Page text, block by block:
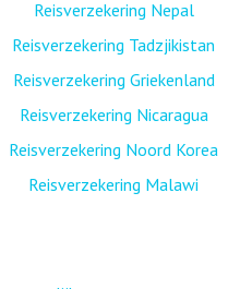
Reisverzekering Nepal
Reisverzekering Tadzjikistan
Reisverzekering Griekenland
Reisverzekering Nicaragua
Reisverzekering Noord Korea
Reisverzekering Malawi